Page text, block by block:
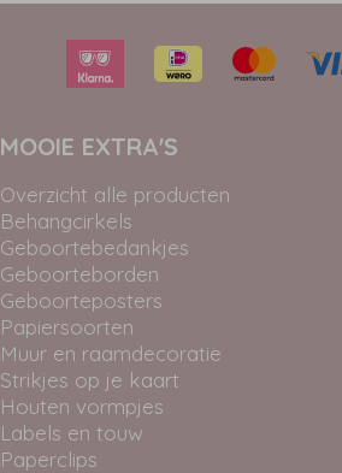
MOOIE EXTRA'S
Overzicht alle producten
Behangcirkels
Geboortebedankjes
Geboorteborden
Geboorteposters
Papiersoorten
Muur en raamdecoratie
Strikjes op je kaart
Houten vormpjes
Labels en touw
Paperclips